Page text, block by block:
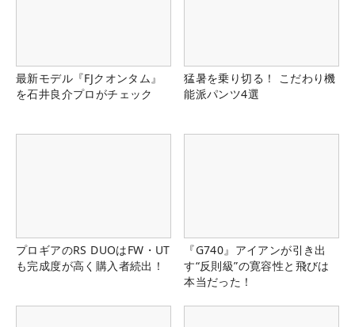
最新モデル『FJクオンタム』
を石井良介プロがチェック
猛暑を乗り切る！ こだわり機
能派パンツ4選
プロギアのRS DUOはFW・UT
も完成度が高く購入者続出！
『G740』アイアンが引き出
す“反則級”の寛容性と飛びは
本当だった！